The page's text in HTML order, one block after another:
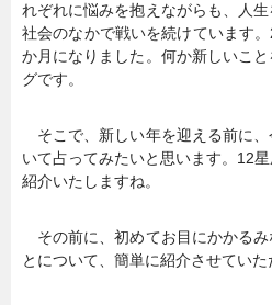
れぞれに悩みを抱えながらも、人
社会のなかで戦いを続けています
か月になりました。何か新しいこ
グです。
そこで、新しい年を迎える前に
いて占ってみたいと思います。12
紹介いたしますね。
その前に、初めてお目にかかるみ
とについて、簡単に紹介させていた